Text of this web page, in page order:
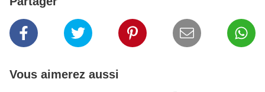
Vous aimerez aussi